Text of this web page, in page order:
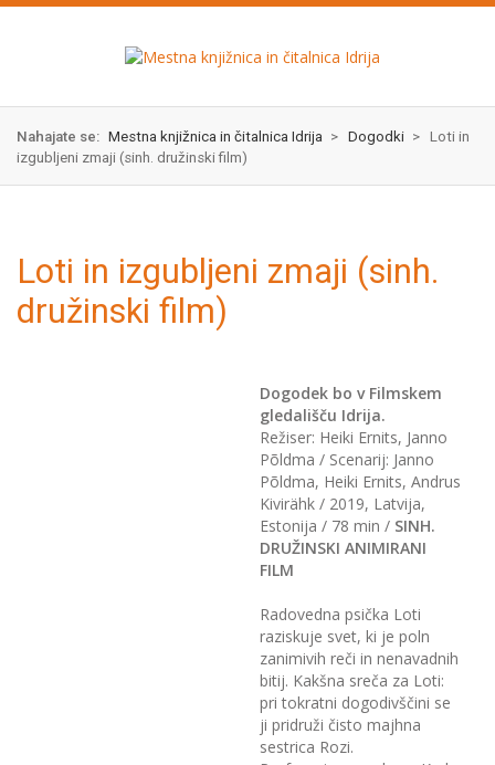
Skok
izjava
Nahajate se: Mestna knjižnica in čitalnica Idrija > Dogodki > Loti in
izgubljeni zmaji (sinh. družinski film)
Loti in izgubljeni zmaji (sinh.
družinski film)
Dogodek bo v Filmskem
gledališču Idrija.
Režiser: Heiki Ernits, Janno
Põldma / Scenarij: Janno
Põldma, Heiki Ernits, Andrus
Kivirähk / 2019, Latvija,
Estonija / 78 min / SINH.
DRUŽINSKI ANIMIRANI
FILM
Radovedna psička Loti
raziskuje svet, ki je poln
zanimivih reči in nenavadnih
bitij. Kakšna sreča za Loti:
pri tokratni dogodivščini se
ji pridruži čisto majhna
sestrica Rozi.